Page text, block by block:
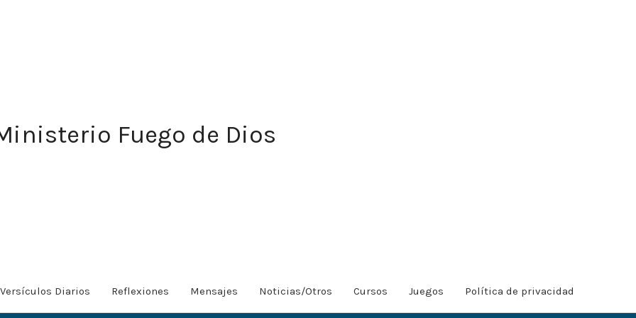
Fuego de Dios
Versículos Diarios Reflexiones Mensajes Noticias/Otros Cursos Juegos Política de privacidad